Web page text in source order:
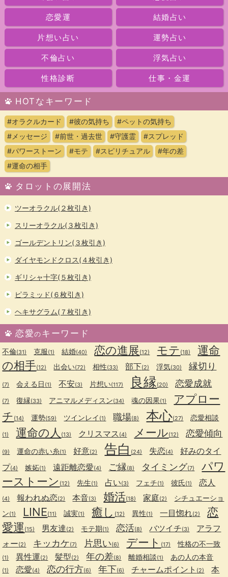
恋愛運 結婚占い
片想い占い 運勢占い
不倫占い 浮気占い
性格診断 仕事・金運
HOTなキーワード
#オラクルカード #彼の気持ち
#ペットの気持ち
#メッセージ
#前世・過去世 #守護霊
#スプレッド
#パワーストーン
#モテ #スピリチュアル
#年の差
#運命の相手
タロットの展開法
ツーオラクル(２枚引き)
スリーオラクル(３枚引き)
ゴールデントリン(３枚引き)
ダイヤモンドクロス(４枚引き)
ギリシャ十字(５枚引き)
ピラミッド(６枚引き)
ヘキサグラム(７枚引き)
恋愛のキーワード
不倫(31) 克服(1) 結婚(40) 恋の進展(12) モテ (18)
運命
の相手(12) 出会い(72) 相性(33) 部下(2) 浮気(30) 縁切り
(7) 会える日 (1) 不安(3) 片想い(117) 良縁(20) 恋愛成就
(7) 復縁(33) アニマルメディスン(34) 魂の因果(1)
アプロー
チ (14) 運勢(59) ツインレイ (1) 職場(8) 本心(27) 恋愛相談
(1) 運命の人 (13) クリスマス (4) メール(12) 恋愛傾向
(9) 運命の赤い糸(1) 好意(2) 告白 (24) 失恋(4)
好みのタイ
プ(4) 嫉妬(1) 遠距離恋愛(4) ご縁(8) タイミング(7)
パワ
ーストーン (12) 先生(1) 占い(3) フェチ(1) 彼氏(1) 恋人
(4) 報われぬ恋(2) 本音(3) 婚活(18) 家庭(2)
シチュエーショ
ン(1) LINE(11) 誠実(1) 癒し (12) 異性(1) 一目惚れ(2)
恋
愛運 (15) 男友達(2) モテ期(1) 恋活(8) バツイチ(3)
アラフ
ォー(2) キッカケ(7) 片思い(6) デート (17) 性格の不一致
(1) 異性運(2) 髪型(2) 年の差(8) 離婚相談(1) あの人の本音
(1) 恋愛(4) 恋の行方(6) 年下(6) チャームポイント (2) 本